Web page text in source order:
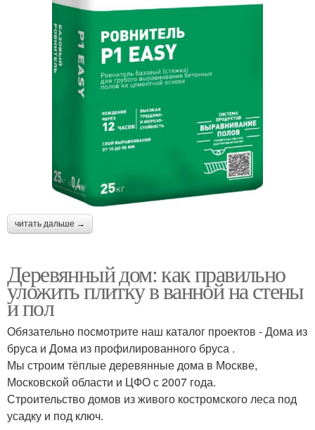
читать дальше →
Деревянный дом: как правильно
уложить плитку в ванной на стены
и пол
Обязательно посмотрите наш каталог проектов - Дома из
бруса и Дома из профилированного бруса .
Мы строим тёплые деревянные дома в Москве,
Московской области и ЦФО с 2007 года.
Строительство домов из живого костромского леса под
усадку и под ключ.